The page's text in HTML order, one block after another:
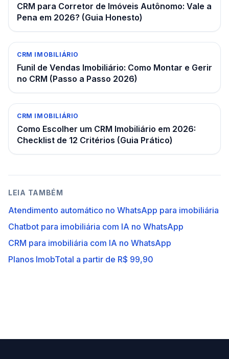
CRM para Corretor de Imóveis Autônomo: Vale a
Pena em 2026? (Guia Honesto)
CRM IMOBILIÁRIO
Funil de Vendas Imobiliário: Como Montar e Gerir
no CRM (Passo a Passo 2026)
CRM IMOBILIÁRIO
Como Escolher um CRM Imobiliário em 2026:
Checklist de 12 Critérios (Guia Prático)
LEIA TAMBÉM
Atendimento automático no WhatsApp para imobiliária
Chatbot para imobiliária com IA no WhatsApp
CRM para imobiliária com IA no WhatsApp
Planos ImobTotal a partir de R$ 99,90